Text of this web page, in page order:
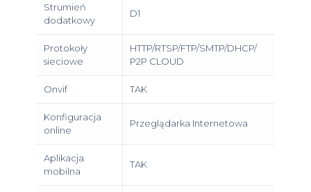
Strumień
dodatkowy
D1
Protokoły
sieciowe
HTTP/RTSP/FTP/SMTP/DHCP/
P2P CLOUD
Onvif TAK
Konfiguracja
online
Przeglądarka Internetowa
Aplikacja
mobilna
TAK